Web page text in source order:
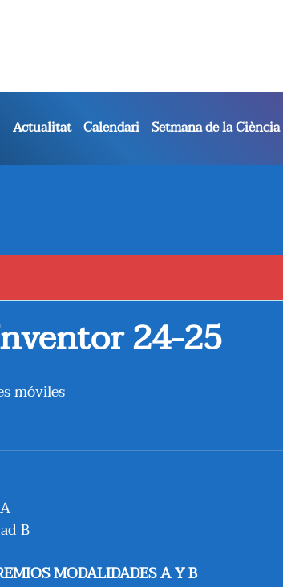
Actualitat Calendari Setmana de la Ciència
24-25
móviles
B
MODALIDADES A Y B